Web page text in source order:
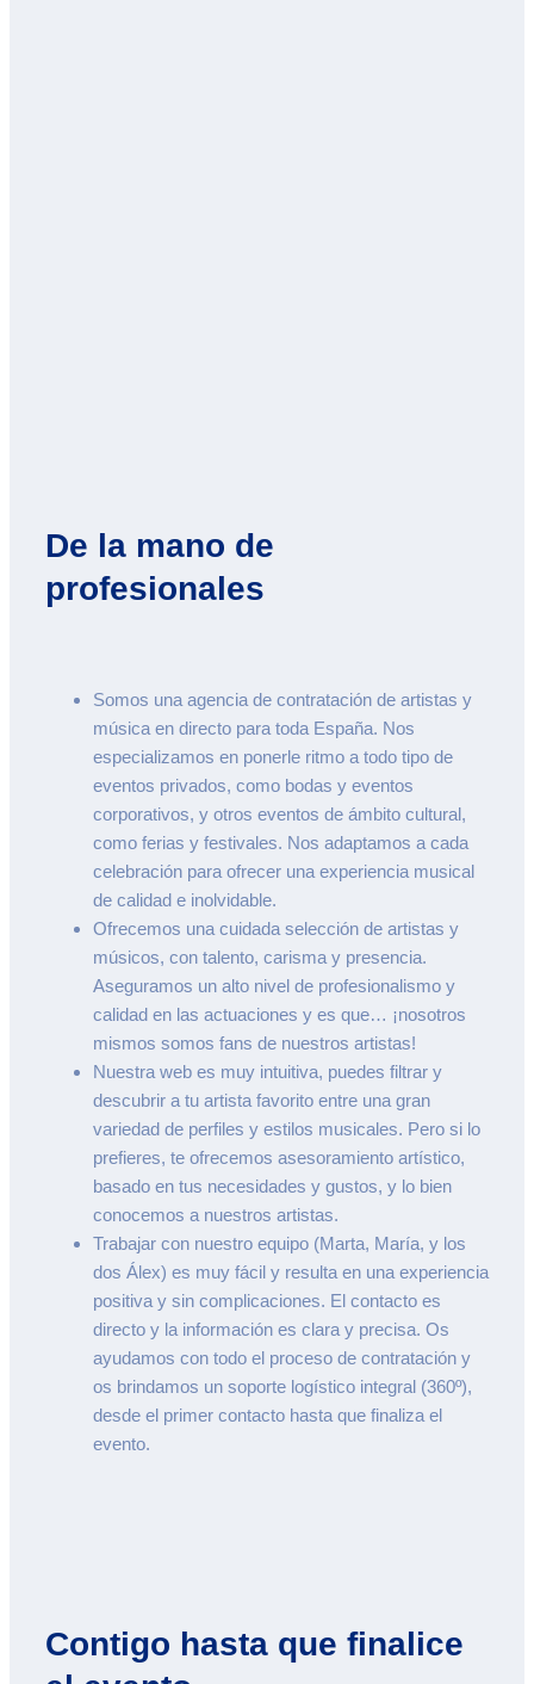
De la mano de
profesionales
Somos una agencia de contratación de artistas y
música en directo para toda España. Nos
especializamos en ponerle ritmo a todo tipo de
eventos privados, como bodas y eventos
corporativos, y otros eventos de ámbito cultural,
como ferias y festivales. Nos adaptamos a cada
celebración para ofrecer una experiencia musical
de calidad e inolvidable.
Ofrecemos una cuidada selección de artistas y
músicos, con talento, carisma y presencia.
Aseguramos un alto nivel de profesionalismo y
calidad en las actuaciones y es que… ¡nosotros
mismos somos fans de nuestros artistas!
Nuestra web es muy intuitiva, puedes filtrar y
descubrir a tu artista favorito entre una gran
variedad de perfiles y estilos musicales. Pero si lo
prefieres, te ofrecemos asesoramiento artístico,
basado en tus necesidades y gustos, y lo bien
conocemos a nuestros artistas.
Trabajar con nuestro equipo (Marta, María, y los
dos Álex) es muy fácil y resulta en una experiencia
positiva y sin complicaciones. El contacto es
directo y la información es clara y precisa. Os
ayudamos con todo el proceso de contratación y
os brindamos un soporte logístico integral (360º),
desde el primer contacto hasta que finaliza el
evento.
Contigo hasta que finalice